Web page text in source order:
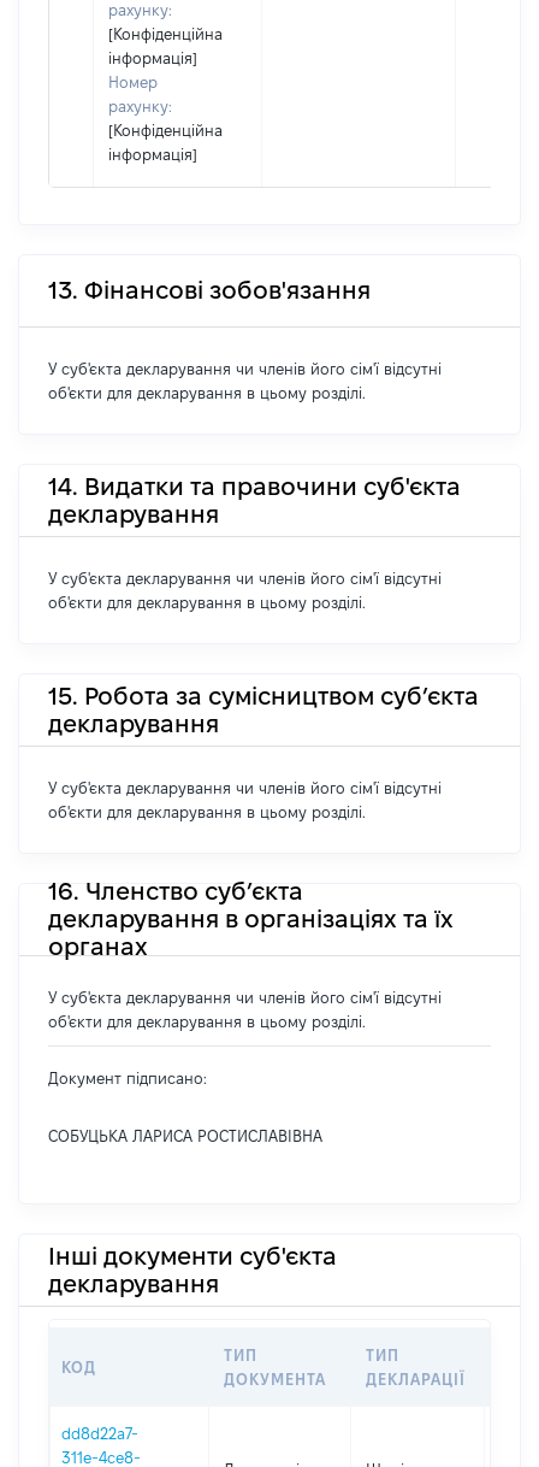
рахунку:
[Конфіденційна
інформація]
Номер
рахунку:
[Конфіденційна
інформація]
13. Фінансові зобов'язання
У суб'єкта декларування чи членів його сім'ї відсутні
об'єкти для декларування в цьому розділі.
14. Видатки та правочини суб'єкта
декларування
У суб'єкта декларування чи членів його сім'ї відсутні
об'єкти для декларування в цьому розділі.
15. Робота за сумісництвом суб’єкта
декларування
У суб'єкта декларування чи членів його сім'ї відсутні
об'єкти для декларування в цьому розділі.
16. Членство суб’єкта
декларування в організаціях та їх
органах
У суб'єкта декларування чи членів його сім'ї відсутні
об'єкти для декларування в цьому розділі.
Документ підписано:
СОБУЦЬКА ЛАРИСА РОСТИСЛАВІВНА
Інші документи суб'єкта
декларування
КОД
ТИП
ДОКУМЕНТА
ТИП
ДЕКЛАРАЦІЇ
dd8d22a7-
311e-4ce8-